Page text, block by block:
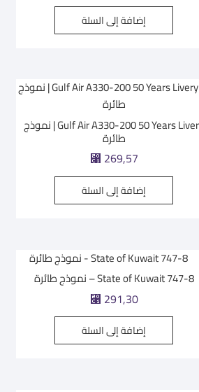
إضافة إلى السلة
Gulf Air A330-200 50 Years Livery | نموذج
طائرة
⃁ 269,57
إضافة إلى السلة
State of Kuwait 747-8 – نموذج طائرة
⃁ 291,30
إضافة إلى السلة